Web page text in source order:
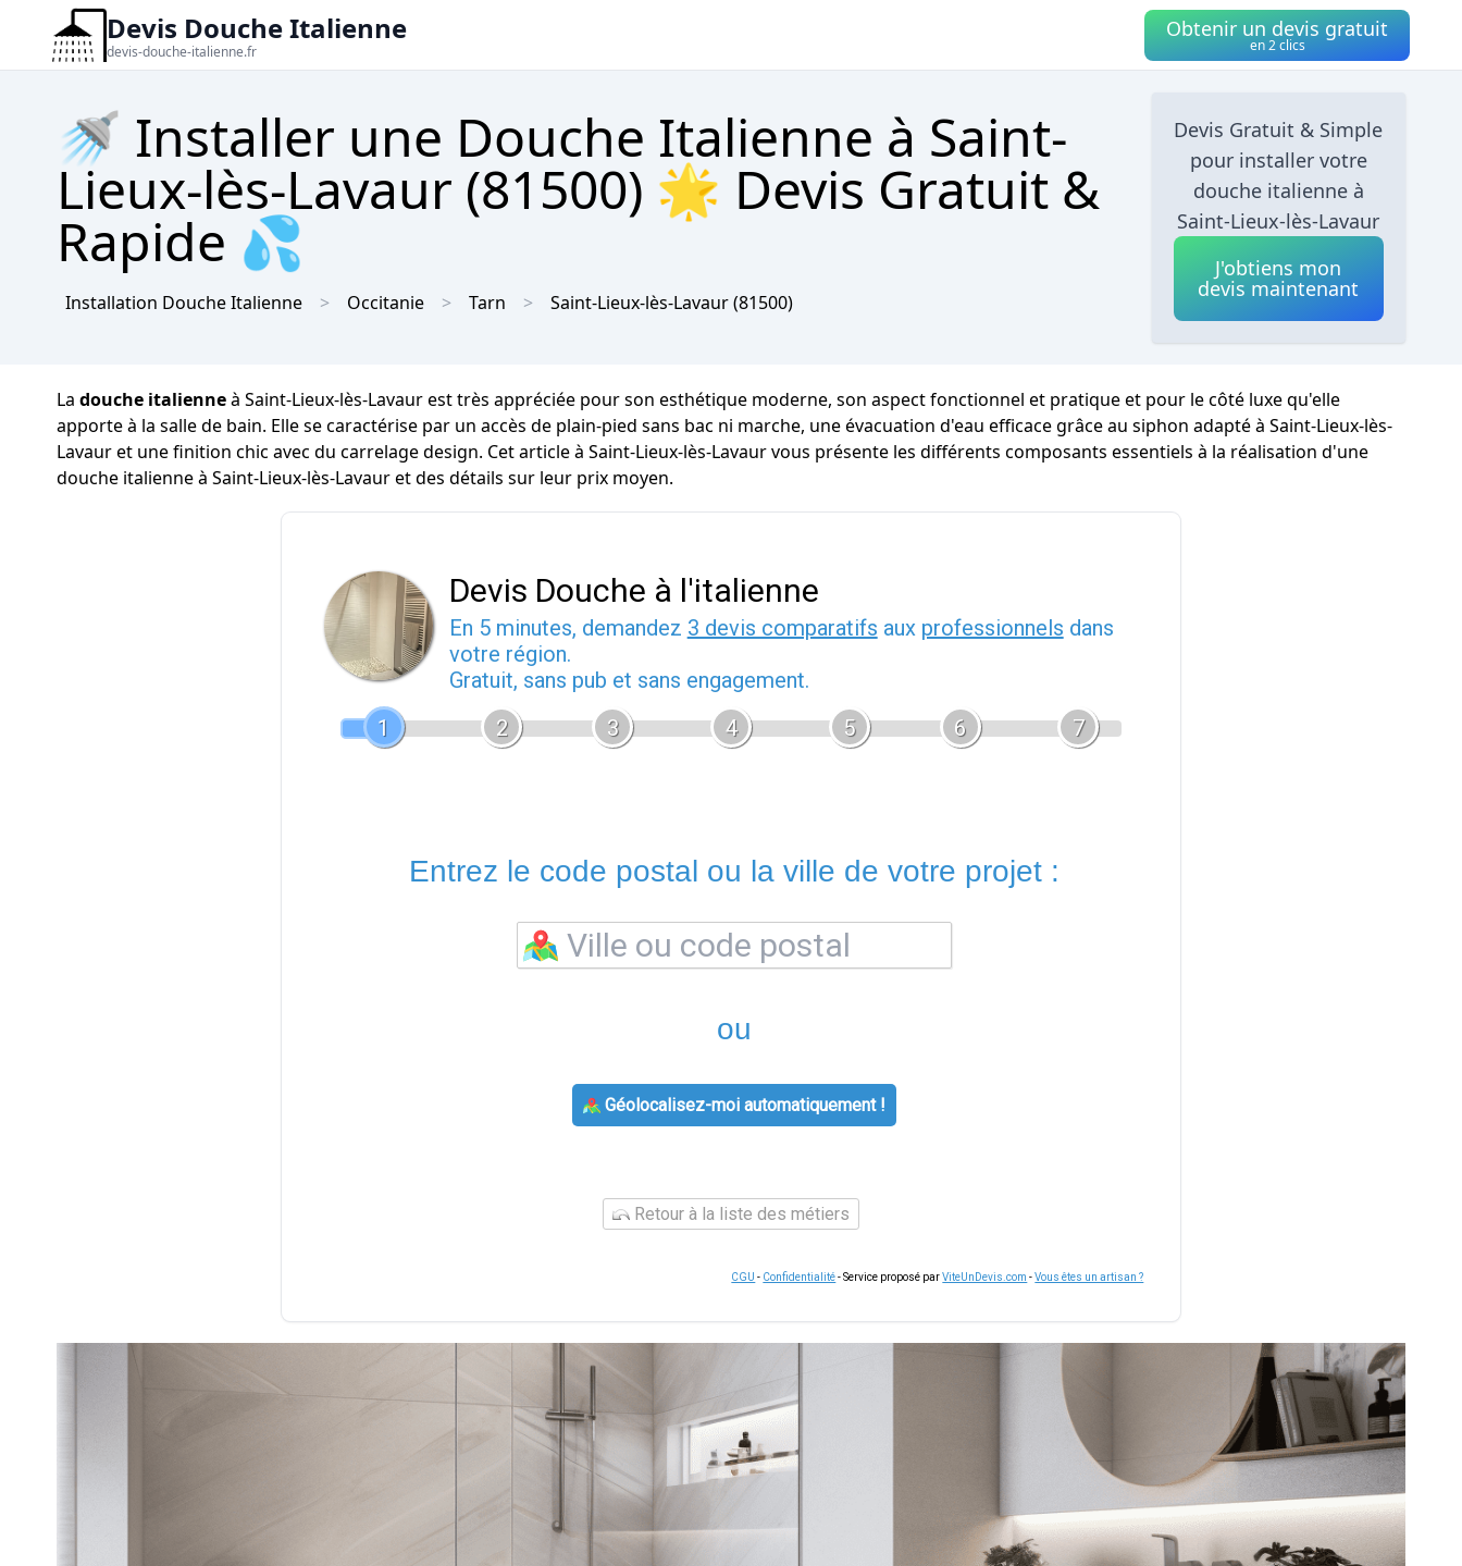
Devis Douche Italienne
devis-douche-italienne.fr
Obtenir un devis gratuit
en 2 clics
🚿 Installer une Douche Italienne à Saint-
Lieux-lès-Lavaur (81500) 🌟 Devis Gratuit &
Rapide 💦
Installation Douche Italienne Occitanie Tarn Saint-Lieux-lès-Lavaur(81500)
Devis Gratuit & Simple
pour installer votre
douche italienne à
Saint-Lieux-lès-Lavaur
J'obtiens mon
devis maintenant
La douche italienneà Saint-Lieux-lès-Lavaur est très appréciée pour son esthétique moderne, son aspect fonctionnel et pratique et pour le côté luxe qu'elle
apporte à la salle de bain. Elle se caractérise par un accès de plain-pied sans bac ni marche, une évacuation d'eau efficace grâce au siphon adapté à Saint-Lieux-lès-
Lavaur et une finition chic avec du carrelage design. Cet article à Saint-Lieux-lès-Lavaur vous présente les différents composants essentiels à la réalisation d'une
douche italienne à Saint-Lieux-lès-Lavaur et des détails sur leur prix moyen.
Devis Douche à l'italienne
En 5 minutes, demandez 3 devis comparatifs aux professionnels dans
votre région.
Gratuit, sans pub et sans engagement.
1
2 3 4 5 6 7
Entrez le code postal ou la ville de votre projet :
ou
Géolocalisez-moi automatiquement !
Retour à la liste des métiers
CGU - Confidentialité- Service proposé parViteUnDevis.com -Vous êtes un artisan ?